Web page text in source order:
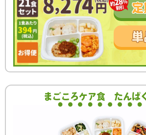
定
単
まごころケア食 たんぱ